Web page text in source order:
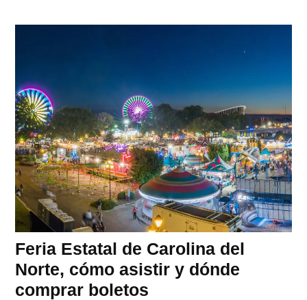
Feria Estatal de Carolina del
Norte, cómo asistir y dónde
comprar boletos